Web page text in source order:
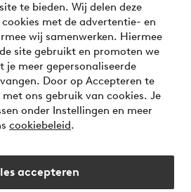
te bieden. Wij delen deze
cookies met de advertentie- en
wij samenwerken. Hiermee
site gebruikt en promoten we
je meer gepersonaliseerde
Door op Accepteren te
ons gebruik van cookies. Je
onder Instellingen en meer
cookiebeleid.
accepteren
- Nu betalen of opsplitsen
over onze betaalopties?